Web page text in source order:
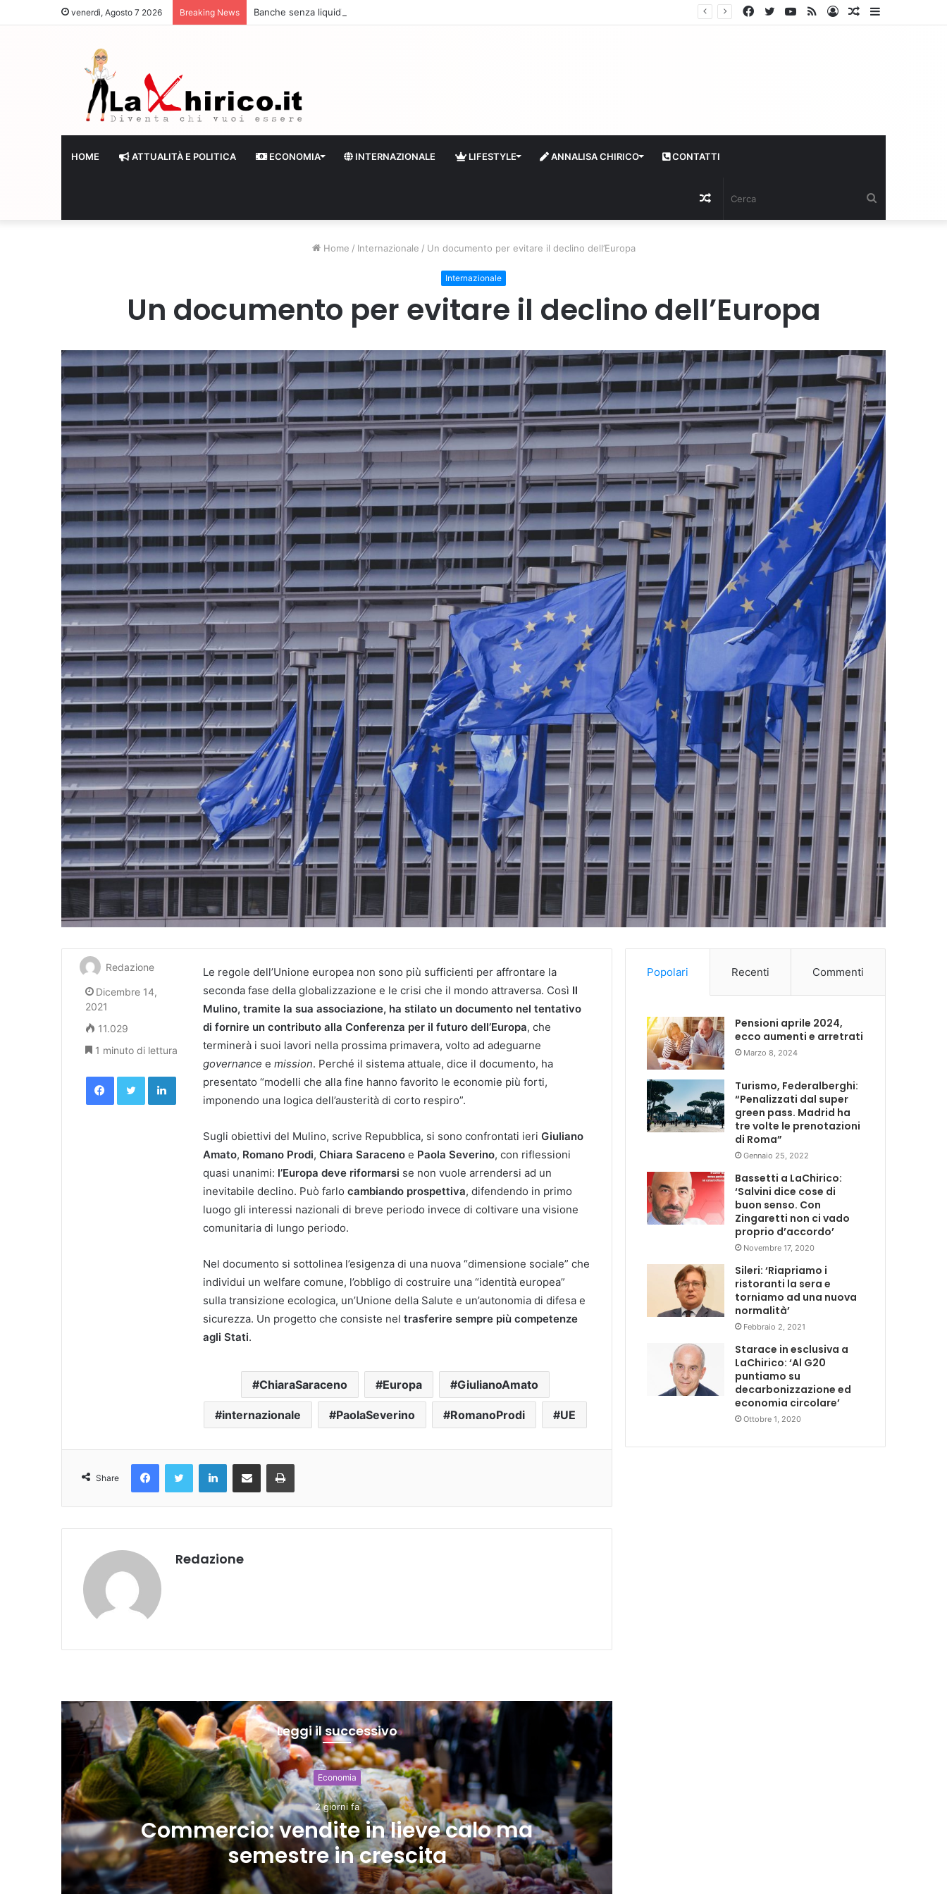
venerdì, Agosto 7 2026 Breaking News Banche senza liquidità e riserve Fmi inutilizzabili: la crisi dell’economia russa
Articolo
Log
RSS
YouTube
Twitter
Facebook
HOME ATTUALITÀ E POLITICA ECONOMIA INTERNAZIONALE LIFESTYLE ANNALISA CHIRICO CONTATTI
Articolo
Home / Internazionale / Un documento per evitare il declino dell’Europa
Internazionale
Un documento per evitare il declino dell’Europa
Le regole dell’Unione europea non sono più sufficienti per affrontare la
seconda fase della globalizzazione e le crisi che il mondo attraversa. Così Il
Mulino, tramite la sua associazione, ha stilato un documento nel tentativo
di fornire un contributo alla Conferenza per il futuro dell’Europa, che
terminerà i suoi lavori nella prossima primavera, volto ad adeguarne
governance e mission. Perché il sistema attuale, dice il documento, ha
presentato “modelli che alla fine hanno favorito le economie più forti,
imponendo una logica dell’austerità di corto respiro”.
Sugli obiettivi del Mulino, scrive Repubblica, si sono confrontati ieri Giuliano
Amato, Romano Prodi, Chiara Saraceno e Paola Severino, con riflessioni
quasi unanimi: l’Europa deve riformarsi se non vuole arrendersi ad un
inevitabile declino. Può farlo cambiando prospettiva, difendendo in primo
luogo gli interessi nazionali di breve periodo invece di coltivare una visione
comunitaria di lungo periodo.
Nel documento si sottolinea l’esigenza di una nuova “dimensione sociale” che
individui un welfare comune, l’obbligo di costruire una “identità europea”
sulla transizione ecologica, un’Unione della Salute e un’autonomia di difesa e
sicurezza. Un progetto che consiste nel trasferire sempre più competenze
agli Stati.
ChiaraSaraceno Europa GiulianoAmato
internazionale PaolaSeverino RomanoProdi UE
Redazione
Dicembre 14,
2021
11.029
1 minuto di lettura
Facebook Twitter LinkedIn
Share
Redazione
Leggi il successivo
Attualità e politica
3 giorni fa
Eurozona, forte correlazione tra shock di
fiducia e calo dei consumi
Popolari Recenti Commenti
Pensioni aprile 2024,
ecco aumenti e arretrati
Marzo 8, 2024
Turismo, Federalberghi:
“Penalizzati dal super
green pass. Madrid ha
tre volte le prenotazioni
di Roma”
Gennaio 25, 2022
Bassetti a LaChirico:
‘Salvini dice cose di
buon senso. Con
Zingaretti non ci vado
proprio d’accordo’
Novembre 17, 2020
Sileri: ‘Riapriamo i
ristoranti la sera e
torniamo ad una nuova
normalità’
Febbraio 2, 2021
Starace in esclusiva a
LaChirico: ‘Al G20
puntiamo su
decarbonizzazione ed
economia circolare’
Ottobre 1, 2020